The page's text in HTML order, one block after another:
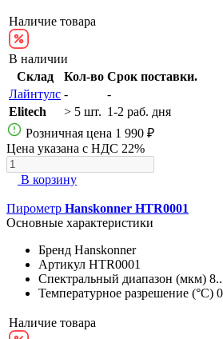
Наличие товара
В наличии
Склад
Кол-во Срок поставки.
Лайнтулс -
-
Elitech
> 5 шт. 1-2 раб. дня
Розничная цена 1 990 ₽
Цена указана с НДС 22%
В корзину
Пирометр Hanskonner HTR0001
Основные характеристики
Бренд Hanskonner
Артикул HTR0001
Спектральный диапазон (мкм)
Температурное разрешение (°С)
Наличие товара